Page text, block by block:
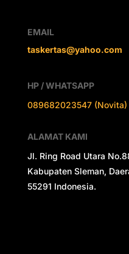
EMAIL
taskertas@yahoo.com
HP / WHATSAPP
089682023547 (Novita)
ALAMAT KAMI
Jl. Ring Road Utara
Kabupaten Sleman,
55291 Indonesia.